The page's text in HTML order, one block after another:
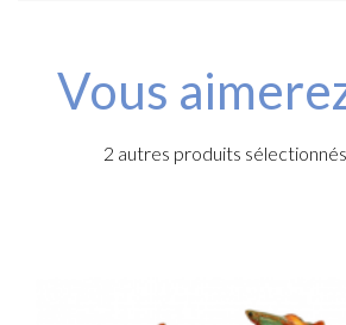
Vous
2 autres produits